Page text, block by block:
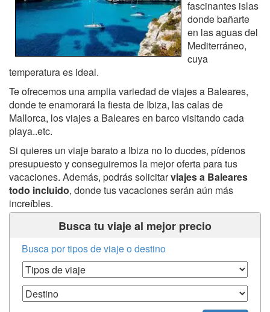
fascinantes islas
donde bañarte
en las aguas del
Mediterráneo,
cuya
temperatura es ideal.
Te ofrecemos una amplia variedad de viajes a Baleares,
donde te enamorará la fiesta de Ibiza, las calas de
Mallorca, los viajes a Baleares en barco visitando cada
playa..etc.
Si quieres un viaje barato a Ibiza no lo ducdes, pídenos
presupuesto y conseguiremos la mejor oferta para tus
vacaciones. Además, podrás solicitarviajes a Baleares
todo incluido, donde tus vacaciones serán aún más
increíbles.
Busca tu viaje al mejor precio
Busca por tipos de viaje o destino
Tipos de Viaje
Destino